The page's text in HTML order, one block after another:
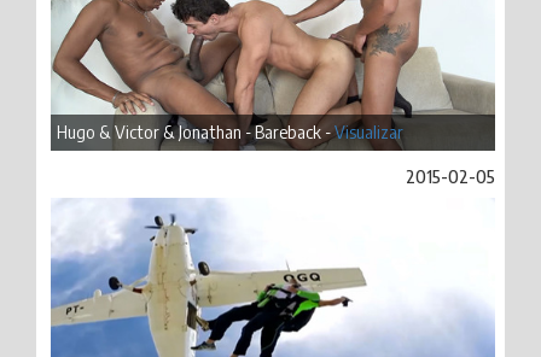
Hugo & Victor & Jonathan - Bareback -Visualizar
2015-02-05